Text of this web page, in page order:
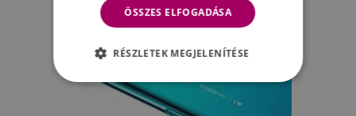
ÖSSZES ELFOGADÁSA
RÉSZLETEK MEGJELENÍTÉSE